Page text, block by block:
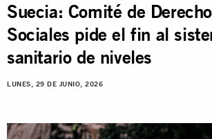
Suecia: Comité de
Sociales pide el fin al
sanitario de niveles
LUNES, 29 DE JUNIO, 2026